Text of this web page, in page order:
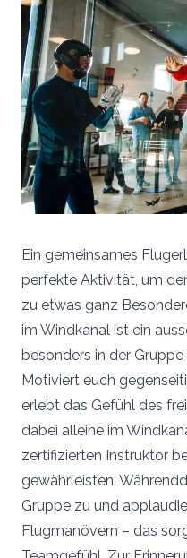
Ein gemeinsames
perfekte Aktivität, um
zu etwas ganz
im Windkanal ist ein
besonders in der
Motiviert euch
erlebt das Gefühl des
dabei alleine im
zertifizierten Instruktor
gewährleisten.
Gruppe zu und
Flugmanövern – das